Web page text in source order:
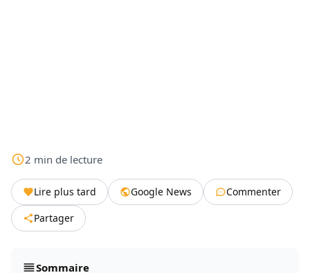
2 min de lecture
Lire plus tard Google News
Commenter
Partager
Sommaire